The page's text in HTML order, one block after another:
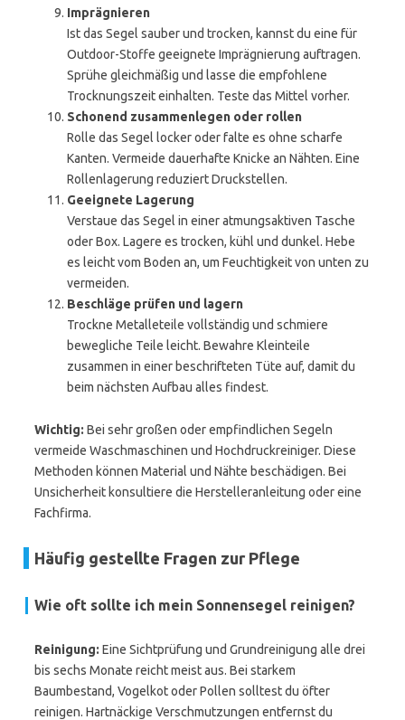
Imprägnieren
Ist das Segel sauber und trocken, kannst du eine für
Outdoor-Stoffe geeignete Imprägnierung auftragen.
Sprühe gleichmäßig und lasse die empfohlene
Trocknungszeit einhalten. Teste das Mittel vorher.
Schonend zusammenlegen oder rollen
Rolle das Segel locker oder falte es ohne scharfe
Kanten. Vermeide dauerhafte Knicke an Nähten. Eine
Rollenlagerung reduziert Druckstellen.
Geeignete Lagerung
Verstaue das Segel in einer atmungsaktiven Tasche
oder Box. Lagere es trocken, kühl und dunkel. Hebe
es leicht vom Boden an, um Feuchtigkeit von unten zu
vermeiden.
Beschläge prüfen und lagern
Trockne Metalleteile vollständig und schmiere
bewegliche Teile leicht. Bewahre Kleinteile
zusammen in einer beschrifteten Tüte auf, damit du
beim nächsten Aufbau alles findest.
Wichtig: Bei sehr großen oder empfindlichen Segeln
vermeide Waschmaschinen und Hochdruckreiniger. Diese
Methoden können Material und Nähte beschädigen. Bei
Unsicherheit konsultiere die Herstelleranleitung oder eine
Fachfirma.
Häufig gestellte Fragen zur Pflege
Wie oft sollte ich mein Sonnensegel reinigen?
Reinigung: Eine Sichtprüfung und Grundreinigung alle drei
bis sechs Monate reicht meist aus. Bei starkem
Baumbestand, Vogelkot oder Pollen solltest du öfter
reinigen. Hartnäckige Verschmutzungen entfernst du